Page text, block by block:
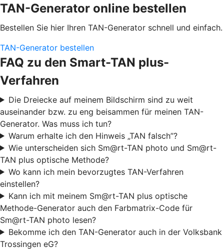
TAN-Generator online bestellen
Bestellen Sie hier Ihren TAN-Generator schnell und einfach.
TAN-Generator bestellen
FAQ zu den Smart-TAN plus-
Verfahren
Die Dreiecke auf meinem Bildschirm sind zu weit
auseinander bzw. zu eng beisammen für meinen TAN-
Generator. Was muss ich tun?
Warum erhalte ich den Hinweis „TAN falsch”?
Wie unterscheiden sich Sm@rt-TAN photo und Sm@rt-
TAN plus optische Methode?
Wo kann ich mein bevorzugtes TAN-Verfahren
einstellen?
Kann ich mit meinem Sm@rt-TAN plus optische
Methode-Generator auch den Farbmatrix-Code für
Sm@rt-TAN photo lesen?
Bekomme ich den TAN-Generator auch in der Volksbank
Trossingen eG?